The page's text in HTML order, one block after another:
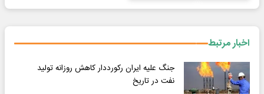
اخبار مرتبط
جنگ علیه ایران رکورددار کاهش روزانه تولید
نفت در تاریخ